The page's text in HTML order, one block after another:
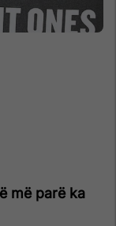
më parë ka